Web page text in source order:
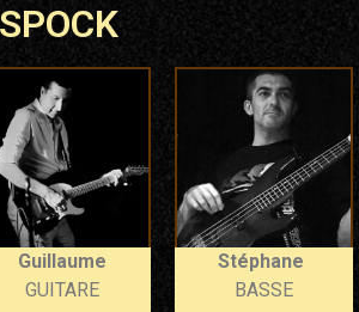
Guillaume
GUITARE
Stéphane
BASSE